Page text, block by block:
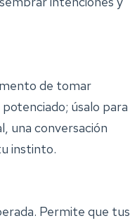
de tomar
úsalo para
una conversación
instinto.
Permite que tus